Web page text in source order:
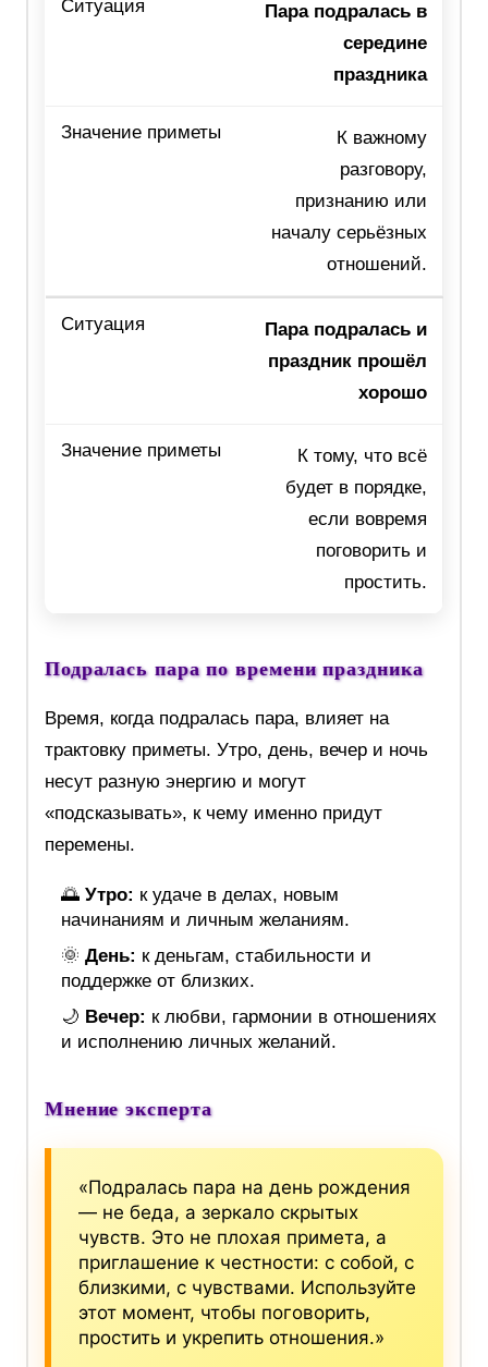
Пара подралась в
середине
праздника
К важному
разговору,
признанию или
началу серьёзных
отношений.
Пара подралась и
праздник прошёл
хорошо
К тому, что всё
будет в порядке,
если вовремя
поговорить и
простить.
Подралась пара по времени праздника
Время, когда подралась пара, влияет на
трактовку приметы. Утро, день, вечер и ночь
несут разную энергию и могут
«подсказывать», к чему именно придут
перемены.
🌅 Утро: к удаче в делах, новым
начинаниям и личным желаниям.
🌞 День: к деньгам, стабильности и
поддержке от близких.
🌙 Вечер: к любви, гармонии в отношениях
и исполнению личных желаний.
Мнение эксперта
«Подралась пара на день рождения
— не беда, а зеркало скрытых
чувств. Это не плохая примета, а
приглашение к честности: с собой, с
близкими, с чувствами. Используйте
этот момент, чтобы поговорить,
простить и укрепить отношения.»